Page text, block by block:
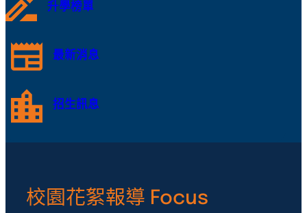
升學榜單
最新消息
招生訊息
校園花絮報導 Focus